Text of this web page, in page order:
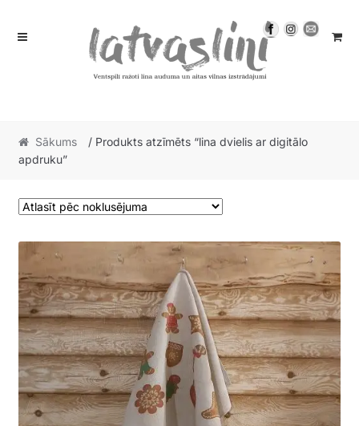
Skip
Skip
Sākums
/ Produkts atzīmēts “lina dvielis ar digitālo
apdruku”